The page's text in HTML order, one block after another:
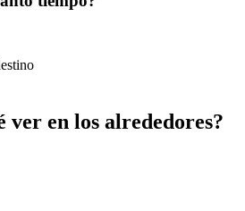
ver en los alrededores?